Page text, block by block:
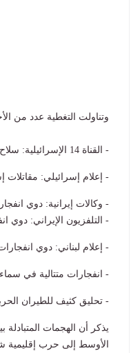
وتناولت التغطية عدد من
- القناة 14 الإسرائيلية: سلاح الجو يشن هجمات داخل إيران
- إعلام إسرائيلي: مقاتلات
- وكالات إيرانية: دوي
- التلفزيون الإيراني:
- إعلام لبناني: دوي
- انفجارات متتالية في سماء
- تحليق كثيف للطيران
يذكر أن الهجمات
الأوسط إلى حرب إقليمية